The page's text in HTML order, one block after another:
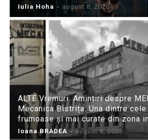
Iulia Hoha - august 8, 2026
ALTE Vremuri. Amintiri despre
Mecanica Bistrița: Una dintre
frumoase și mai curate din zona
Ioana BRADEA - august 8, 2026